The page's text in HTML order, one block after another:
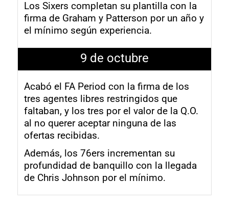
Los Sixers completan su plantilla con la
firma de Graham y Patterson por un año y
el mínimo según experiencia.
9 de octubre
Acabó el FA Period con la firma de los
tres agentes libres restringidos que
faltaban, y los tres por el valor de la Q.O.
al no querer aceptar ninguna de las
ofertas recibidas.
Además, los 76ers incrementan su
profundidad de banquillo con la llegada
de Chris Johnson por el mínimo.